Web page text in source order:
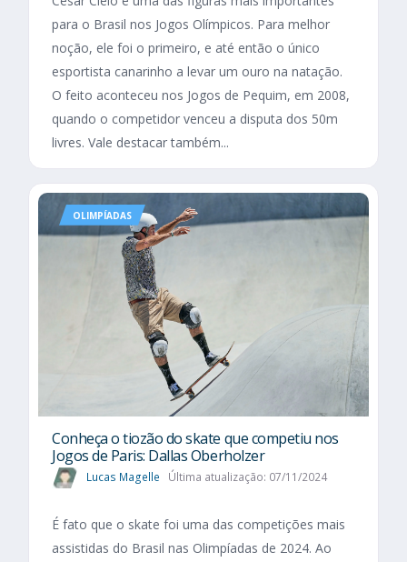
para o Brasil nos Jogos Olímpicos. Para melhor
noção, ele foi o primeiro, e até então o único
esportista canarinho a levar um ouro na natação.
O feito aconteceu nos Jogos de Pequim, em 2008,
quando o competidor venceu a disputa dos 50m
livres. Vale destacar também...
OLIMPÍADAS
Conheça o tiozão do skate que competiu nos
Jogos de Paris: Dallas Oberholzer
Lucas Magelle Última atualização: 07/11/2024
É fato que o skate foi uma das competições mais
assistidas do Brasil nas Olimpíadas de 2024. Ao